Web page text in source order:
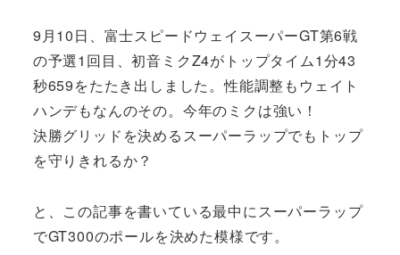
9月10日、富士スピードウェイスーパーGT第6戦
の予選1回目、初音ミクZ4がトップタイム1分43
秒659をたたき出しました。性能調整もウェイト
ハンデもなんのその。今年のミクは強い！
決勝グリッドを決めるスーパーラップでもトップ
を守りきれるか？
と、この記事を書いている最中にスーパーラップ
でGT300のポールを決めた模様です。